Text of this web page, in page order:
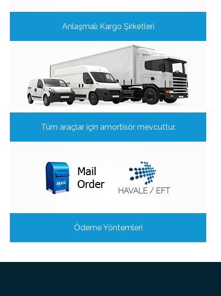
Anlaşmalı Kargo Şirketleri
Tüm araçlar için amortisör mevcuttur.
Ödeme Yöntemleri